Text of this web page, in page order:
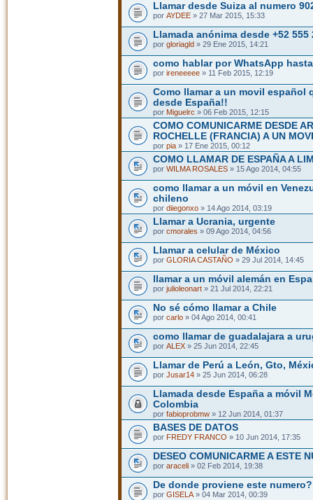
Llamar desde Suiza al numero
por AYDEE» 27 Mar 2015, 15:33
Llamada anónima desde +52 555
por gloriagld » 29 Ene 2015, 14:21
como hablar por WhatsApp
por ireneeeee» 11 Feb 2015, 12:19
Como llamar a un movil español
desde España!!
por Miguelrc » 06 Feb 2015, 12:15
COMO COMUNICARME DESDE
ROCHELLE (FRANCIA) A UN
por pia» 17 Ene 2015, 00:12
COMO LLAMAR DE ESPAÑA A
por WILMA ROSALES» 15 Ago 2014, 04:55
como llamar a un móvil en
chileno
por diiegonxo» 14 Ago 2014, 03:19
Llamar a Ucrania, urgente
por cmorales » 09 Ago 2014, 04:56
Llamar a celular de México
por GLORIA CASTAÑO » 29 Jul 2014, 14:45
llamar a un móvil alemán en
por julioleonart» 21 Jul 2014, 22:21
No sé cómo llamar a Chile
por carlo» 04 Ago 2014, 00:41
como llamar de guadalajara a
por ALEX» 25 Jun 2014, 22:45
Llamar de Perú a León, Gto,
por Jusar14» 25 Jun 2014, 06:28
Llamada desde España a móvil
Colombia
por fabioprobmw» 12 Jun 2014, 01:37
BASES DE DATOS
por FREDY FRANCO » 10 Jun 2014, 17:35
DESEO COMUNICARME A ESTE
por araceli» 02 Feb 2014, 19:38
De donde proviene este numero?
por GISELA» 04 Mar 2014, 00:39